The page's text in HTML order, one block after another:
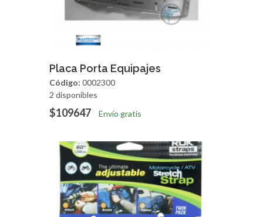
Agregar Vista Rapida
Placa Porta Equipajes
Código: 0002300
2 disponibles
$109647 Envío gratis